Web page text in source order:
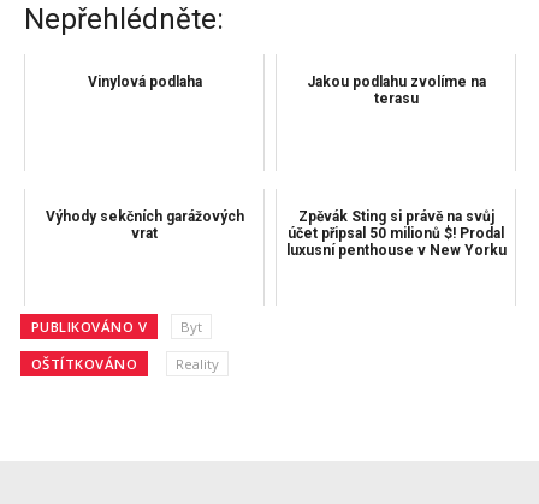
Nepřehlédněte:
Vinylová podlaha
Jakou podlahu zvolíme na
terasu
Výhody sekčních garážových
vrat
Zpěvák Sting si právě na svůj
účet připsal 50 milionů $! Prodal
luxusní penthouse v New Yorku
PUBLIKOVÁNO V Byt
OŠTÍTKOVÁNO Reality